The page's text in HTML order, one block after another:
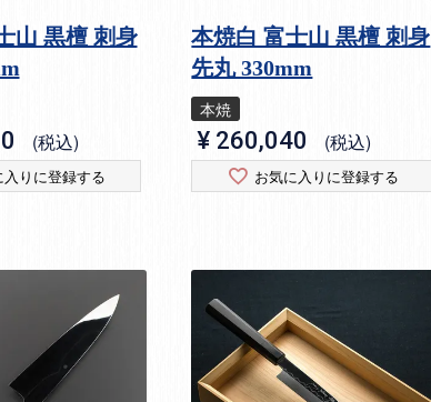
山 黒檀 刺身
税込
入りに登録する
本焼白 富士山 黒檀 刺身
先丸 330mm
本焼
¥ 260,040 税込
お気に入りに登録する